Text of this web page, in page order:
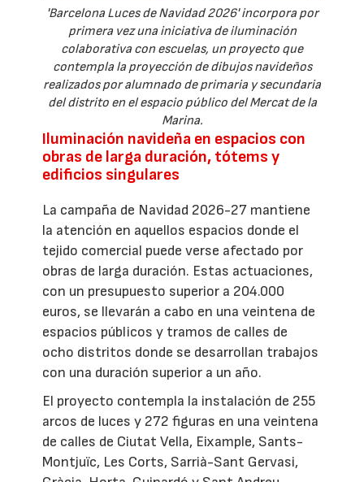
'Barcelona Luces de Navidad 2026' incorpora por
primera vez una iniciativa de iluminación
colaborativa con escuelas, un proyecto que
contempla la proyección de dibujos navideños
realizados por alumnado de primaria y secundaria
del distrito en el espacio público del Mercat de la
Marina.
Iluminación navideña en espacios con
obras de larga duración, tótems y
edificios singulares
La campaña de Navidad 2026-27 mantiene
la atención en aquellos espacios donde el
tejido comercial puede verse afectado por
obras de larga duración. Estas actuaciones,
con un presupuesto superior a 204.000
euros, se llevarán a cabo en una veintena de
espacios públicos y tramos de calles de
ocho distritos donde se desarrollan trabajos
con una duración superior a un año.
El proyecto contempla la instalación de 255
arcos de luces y 272 figuras en una veintena
de calles de Ciutat Vella, Eixample, Sants-
Montjuïc, Les Corts, Sarrià-Sant Gervasi,